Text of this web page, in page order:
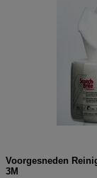
Voorgesneden
3M